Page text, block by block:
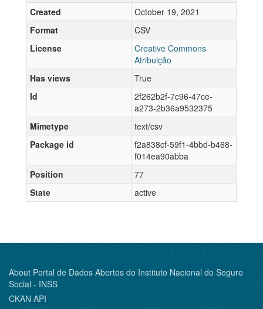
Created
October 19, 2021
Format
CSV
License
Creative Commons
Atribuição
Has views
True
Id
2f262b2f-7c96-47ce-
a273-2b36a9532375
Mimetype
text/csv
Package id
f2a838cf-59f1-4bbd-b468-
f014ea90abba
Position
77
State
active
About Portal de Dados Abertos do Instituto Nacional do Seguro
Social - INSS
CKAN API